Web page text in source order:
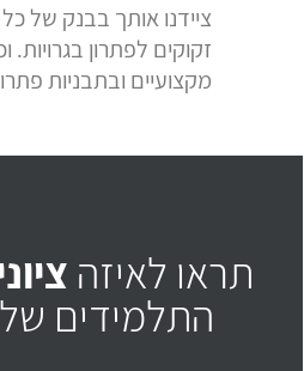
ציידנו אותך בבנק של
זקוקים לפתרון בגרויות.
מקצועיים ובתבניות
תראו לאיזה
התלמידים